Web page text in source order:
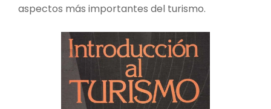
aspectos más importantes del turismo.